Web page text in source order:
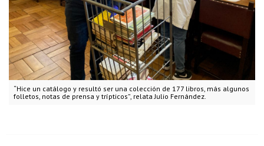
“Hice un catálogo y resultó ser una colección de 177 libros, más algunos
folletos, notas de prensa y trípticos”, relata Julio Fernández.